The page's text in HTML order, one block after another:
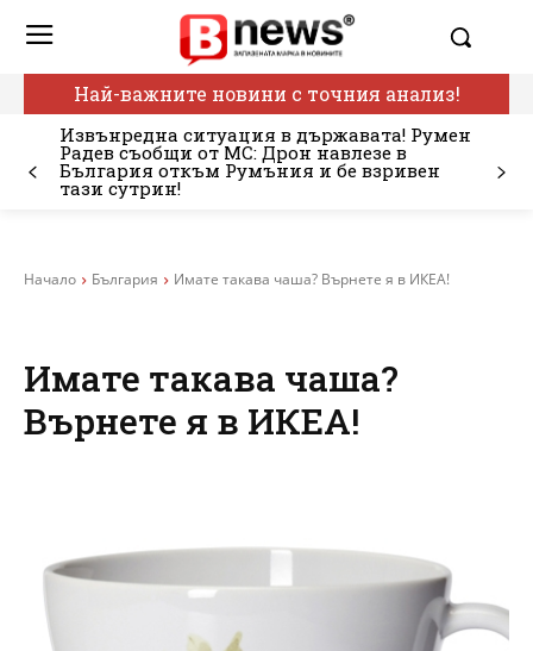
Най-важните новини с точния анализ!
Извънредна ситуация в държавата! Румен
Радев съобщи от МС: Дрон навлезе в
България откъм Румъния и бе взривен
тази сутрин!
Начало България Имате такава чаша? Върнете я в ИКЕА!
Имате такава чаша?
Върнете я в ИКЕА!